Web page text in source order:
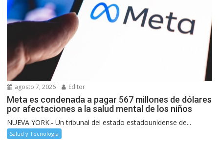
agosto 7, 2026 Editor
Meta es condenada a pagar 567 millones de dólares
por afectaciones a la salud mental de los niños
NUEVA YORK.- Un tribunal del estado estadounidense de...
Salud y Tecnología